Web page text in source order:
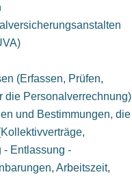
(Erfassen, Prüfen,
die Personalverrechnung)
und Bestimmungen, die
- Entlassung -
Arbeitszeit,